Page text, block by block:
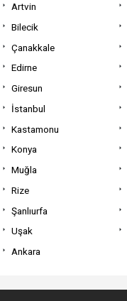
Artvin
Bilecik
Çanakkale
Edirne
Giresun
İstanbul
Kastamonu
Konya
Muğla
Rize
Şanlıurfa
Uşak
Ankara